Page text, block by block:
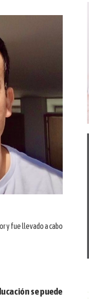
y fue llevado a cabo
se puede